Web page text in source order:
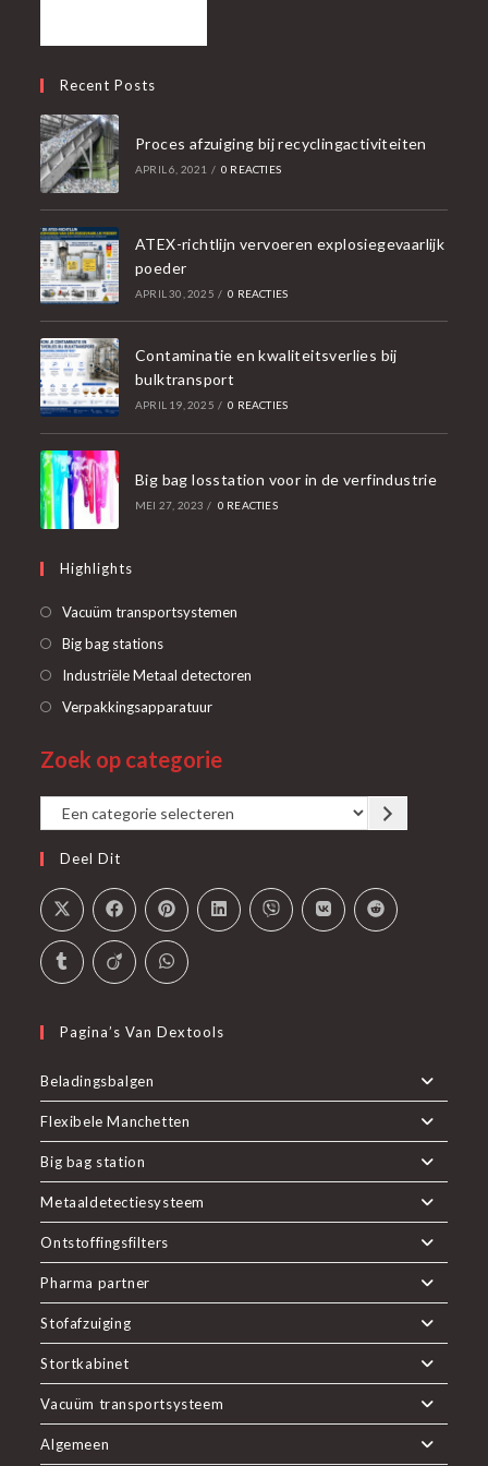
Recent Posts
Proces afzuiging bij recyclingactiviteiten
APRIL 6, 2021 / 0 REACTIES
ATEX-richtlijn vervoeren explosiegevaarlijk
poeder
APRIL 30, 2025 / 0 REACTIES
Contaminatie en kwaliteitsverlies bij
bulktransport
APRIL 19, 2025 / 0 REACTIES
Big bag losstation voor in de verfindustrie
MEI 27, 2023 / 0 REACTIES
Highlights
Vacuüm transportsystemen
Big bag stationsOpent
in
Industriële Metaal detectoren
VerpakkingsapparatuurOpent
een
tab
Zoek op categorie
Een
categorie
selecteren
Deel Dit
Pagina’s Van Dextools
Beladingsbalgen
Flexibele Manchetten
Big bag station
Metaaldetectiesysteem
Ontstoffingsfilters
Pharma partner
Stofafzuiging
Stortkabinet
Vacuüm transportsysteem
Algemeen